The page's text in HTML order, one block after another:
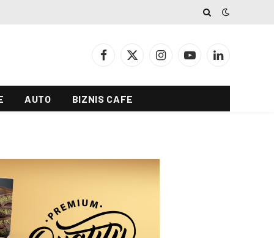
Facebook
X
InstagramYouTubeLinkedIn
AUTO BIZNIS CAFE